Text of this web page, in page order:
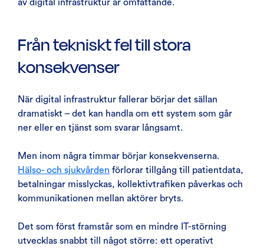
av digital infrastruktur är omfattande.
Från tekniskt fel till stora
konsekvenser
När digital infrastruktur fallerar börjar det sällan
dramatiskt – det kan handla om ett system som går
ner eller en tjänst som svarar långsamt.
Men inom några timmar börjar konsekvenserna.
Hälso- och sjukvården förlorar tillgång till patientdata,
betalningar misslyckas, kollektivtrafiken påverkas och
kommunikationen mellan aktörer bryts.
Det som först framstår som en mindre IT-störning
utvecklas snabbt till något större: ett operativt